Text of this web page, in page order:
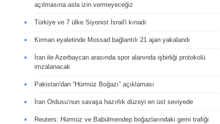
açılmasına asla izin vermeyeceğiz
Türkiye ve 7 ülke Siyonist İsrail'i kınadı
Kirman eyaletinde Mossad bağlantılı 21 ajan yakalandı
İran ile Azerbaycan arasında spor alanında işbirliği protokolü
imzalanacak
Pakistan'dan “Hürmüz Boğazı” açıklaması
İran Ordusu’nun savaşa hazırlık düzeyi en üst seviyede
Reuters: Hürmüz ve Babülmendep boğazlarındaki gemi trafiği